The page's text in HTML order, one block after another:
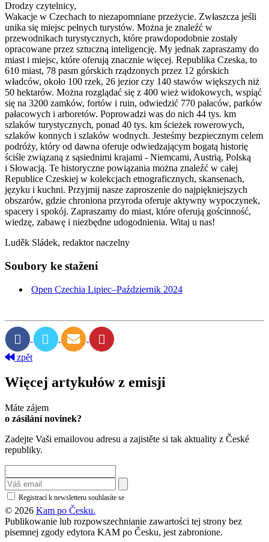
Drodzy czytelnicy,
Wakacje w Czechach to niezapomniane przeżycie. Zwłaszcza jeśli
unika się miejsc pełnych turystów. Można je znaleźć w
przewodnikach turystycznych, które prawdopodobnie zostały
opracowane przez sztuczną inteligencję. My jednak zapraszamy do
miast i miejsc, które oferują znacznie więcej. Republika Czeska, to
610 miast, 78 pasm górskich rządzonych przez 12 górskich
władców, około 100 rzek, 26 jezior czy 140 stawów większych niż
50 hektarów. Można rozglądać się z 400 wież widokowych, wspiąć
się na 3200 zamków, fortów i ruin, odwiedzić 770 pałaców, parków
pałacowych i arboretów. Poprowadzi was do nich 44 tys. km
szlaków turystycznych, ponad 40 tys. km ścieżek rowerowych,
szlaków konnych i szlaków wodnych. Jesteśmy bezpiecznym celem
podróży, który od dawna oferuje odwiedzającym bogatą historię
ściśle związaną z sąsiednimi krajami - Niemcami, Austrią, Polską
i Słowacją. Te historyczne powiązania można znaleźć w całej
Republice Czeskiej w kolekcjach etnograficznych, skansenach,
języku i kuchni. Przyjmij nasze zaproszenie do najpiękniejszych
obszarów, gdzie chroniona przyroda oferuje aktywny wypoczynek,
spacery i spokój. Zapraszamy do miast, które oferują gościnność,
wiedzę, zabawę i niezbędne udogodnienia. Witaj u nas!
Luděk Sládek, redaktor naczelny
Soubory ke stažení
Open Czechia Lipiec–Październik 2024
zpět
Więcej artykułów z emisji
Máte zájem
o zásílání novinek?
Zadejte Vaši emailovou adresu a zajistěte si tak aktuality z České
republiky.
Registrací k newsletteru souhlasíte se
© 2026 Kam po Česku.
Publikowanie lub rozpowszechnianie zawartości tej strony bez
pisemnej zgody edytora KAM po Česku, jest zabronione.